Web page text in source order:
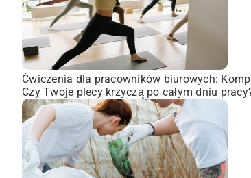
Ćwiczenia dla pracowników biurowych:
Czy Twoje plecy krzyczą po całym dniu